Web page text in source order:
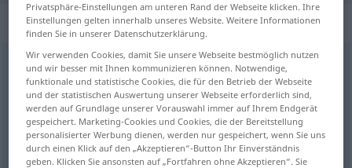
„oxidieren“: intransitives Verb
oxidierenv/i
Übersicht aller Übersetzungen
(Für mehr Details die Übersetzung anklicken/antippen)
使氧化
Privatsphäre-Einstellungen am unteren Rand der Webseite klicken. Ihre
Einstellungen gelten innerhalb unseres Website. Weitere Informationen
finden Sie in unserer Datenschutzerklärung.
Wir verwenden Cookies, damit Sie unsere Webseite bestmöglich nutzen
und wir besser mit Ihnen kommunizieren können. Notwendige,
funktionale und statistische Cookies, die für den Betrieb der Webseite
und der statistischen Auswertung unserer Webseite erforderlich sind,
werden auf Grundlage unserer Vorauswahl immer auf Ihrem Endgerät
gespeichert. Marketing-Cookies und Cookies, die der Bereitstellung
personalisierter Werbung dienen, werden nur gespeichert, wenn Sie uns
durch einen Klick auf den „Akzeptieren“-Button Ihr Einverständnis
geben. Klicken Sie ansonsten auf „Fortfahren ohne Akzeptieren“. Sie